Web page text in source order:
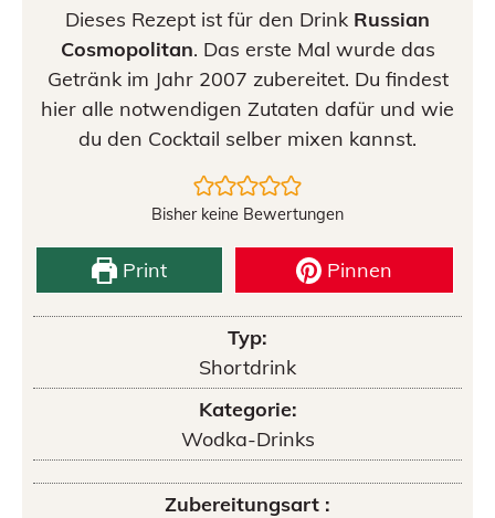
Dieses Rezept ist für den Drink Russian
Cosmopolitan. Das erste Mal wurde das
Getränk im Jahr 2007 zubereitet. Du findest
hier alle notwendigen Zutaten dafür und wie
du den Cocktail selber mixen kannst.
Bisher keine Bewertungen
Print Pinnen
Typ:
Shortdrink
Kategorie:
Wodka-Drinks
Zubereitungsart :